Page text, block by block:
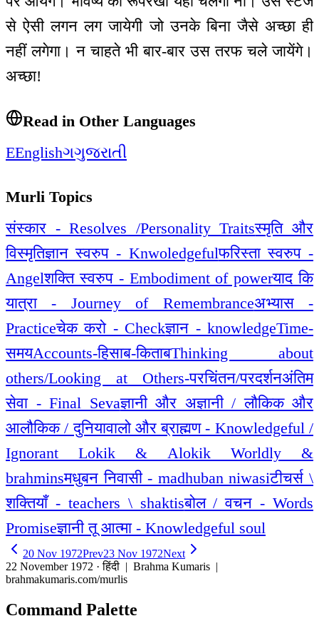
से ऐसी लगन लग जायेगी जो उनके बिना जैसे अच्छा ही
नहीं लगेगा। न चाहते भी बार-बार उस तरफ चले जायेंगे।
अच्छा!
Read in Other Languages
EEnglishગગુજરાતી
Murli Topics
संस्कार - Resolves /Personality Traitsस्मृति और
विस्मृतिज्ञान स्वरुप - Knwoledgefulफरिस्ता स्वरुप -
Angelशक्ति स्वरुप - Embodiment of powerयाद कि
यात्रा - Journey of Remembranceअभ्यास -
Practiceचेक करो - Checkज्ञान - knowledgeTime-
समयAccounts-हिसाब-किताबThinking about
others/Looking at Others-परचिंतन/परदर्शनअंतिम
सेवा - Final Sevaज्ञानी और अज्ञानी / लौकिक और
आलौकिक / दुनियावालो और ब्राह्मण - Knowledgeful /
Ignorant Lokik & Alokik Worldly &
brahminsमधुबन निवासी - madhuban niwasiटीचर्स \
शक्तियाँ - teachers \ shaktisबोल / वचन - Words
Promiseज्ञानी तू आत्मा - Knowledgeful soul
20 Nov 1972Prev23 Nov 1972Next
22 November 1972 · हिंदी | Brahma Kumaris |
brahmakumaris.com/murlis
Command Palette